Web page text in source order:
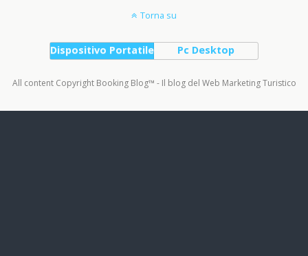
Torna su
Dispositivo Portatile Pc Desktop
All content Copyright Booking Blog™ - Il blog del Web Marketing Turistico